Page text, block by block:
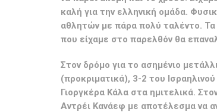
καλή για την ελληνική ομάδα.
αθλητών με πάρα πολύ ταλέντο. Τα
που είχαμε στο παρελθόν θα
Στον δρόμο για το ασημένιο
(προκριματικά), 3-2 του
Γιοργκέρα Κάλα στα ημιτελικά.
Αντρέι Κανάεφ με αποτέλεσμα να